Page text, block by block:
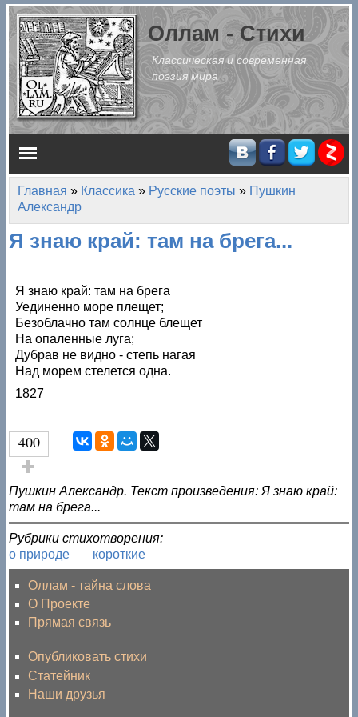
Перейти к основному содержанию
Оллам - Стихи
Классическая и современная
поэзия мира
Главное меню
Вы здесь
Главная » Классика » Русские поэты » Пушкин
Александр
Я знаю край: там на брега...
Я знаю край: там на брега
Уединенно море плещет;
Безоблачно там солнце блещет
На опаленные луга;
Дубрав не видно - степь нагая
Над морем стелется одна.
1827
400
Голос за!
Пушкин Александр. Текст произведения: Я знаю край:
там на брега...
Рубрики стихотворения:
о природе
короткие
Оллам - тайна слова
О Проекте
Прямая связь
Опубликовать стихи
Статейник
Наши друзья